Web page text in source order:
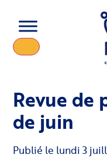
Revue de
de juin
Publié le lundi 3